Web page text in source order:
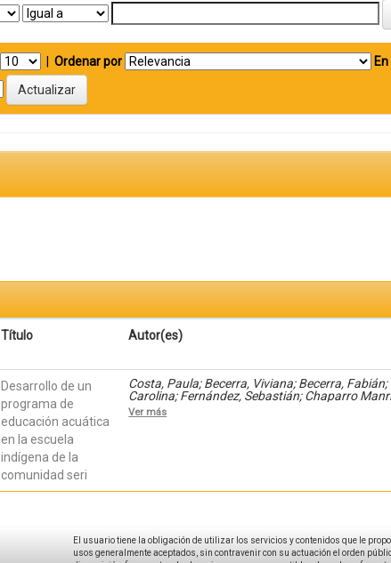
Ordenar por
Título Autor(es)
Desarrollo de un
programa de
educación acuática
en la escuela
indígena de la
comunidad seri
Costa, Paula; Becerra, Viviana; Becerra,
Carolina; Fernández, Sebastián; Chaparro
Hernández Acevedo, Haide; Santana Meza,
Alejandro; Pérez, Raymundo; Rodríguez
Ver más
El usuario tiene la obligación de utilizar los servicios y contenidos que le
usos generalmente aceptados, sin contravenir con su actuación el orden